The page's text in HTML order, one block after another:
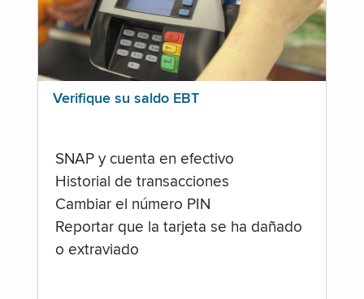
Verifique su saldo EBT
SNAP y cuenta en efectivo
Historial de transacciones
Cambiar el número PIN
Reportar que la tarjeta se ha dañado
o extraviado